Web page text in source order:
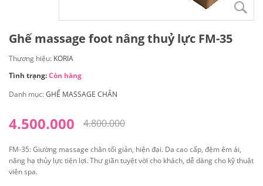
Ghế massage foot nâng thuỷ lực FM-35
Thương hiệu: KORIA
Tình trạng:Còn hàng
Danh mục:GHẾ MASSAGE CHÂN
4.800.000
4.500.000
FM-35: Giường massage chân tối giản, hiện đại. Da cao cấp, đệm êm ái,
nâng hạ thủy lực tiện lợi. Thư giãn tuyệt vời cho khách, dễ dàng cho kỹ thuật
viên spa.